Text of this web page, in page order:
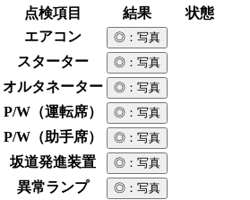
点検項目
結果
状態
エアコン
◎ ：写真
スターター ◎ ：写真
オルタネーター ◎ ：写真
P/W（運転席） ◎ ：写真
P/W（助手席） ◎ ：写真
坂道発進装置 ◎ ：写真
異常ランプ ◎ ：写真